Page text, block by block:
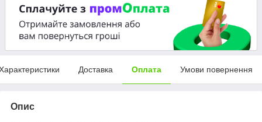
Доставка Оплата Умови повернення
Опис